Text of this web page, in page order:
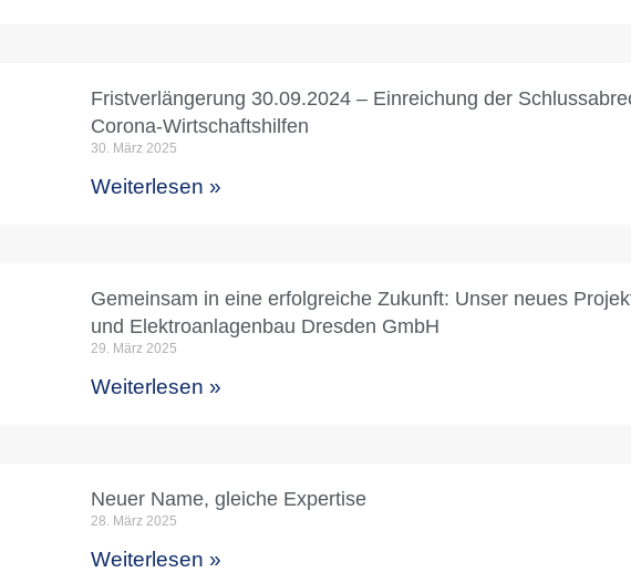
Fristverlängerung 30.09.2024 – Einreichung der
Corona-Wirtschaftshilfen
30. März 2025
Weiterlesen »
Gemeinsam in eine erfolgreiche Zukunft: Unser neues
und Elektroanlagenbau Dresden GmbH
29. März 2025
Weiterlesen »
Neuer Name, gleiche Expertise
28. März 2025
Weiterlesen »